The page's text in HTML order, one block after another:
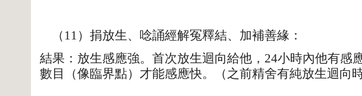
（11）捐放生、唸誦經解冤釋結、加補善緣：
結果：放生感應強。首次放生迴向給他，24小時內他有感
數目（像臨界點）才能感應快。（之前精舍有純放生迴向